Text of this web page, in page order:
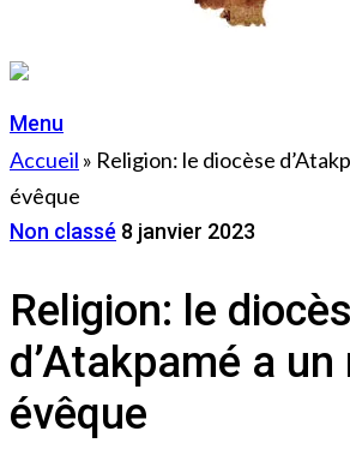
Menu
Accueil » Religion: le diocèse
évêque
Non classé 8 janvier 2023
Religion: le
d’Atakpamé a un
évêque